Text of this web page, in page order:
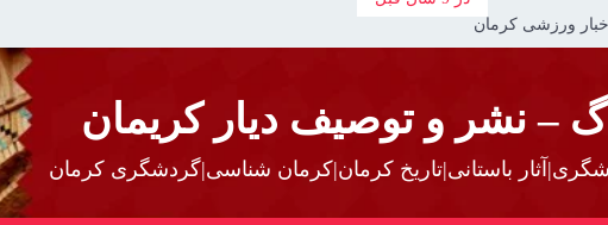
ورزشی کرمان
– نشر و توصیف دیار کریمان
باستانی|تاریخ کرمان|کرمان شناسی|گردشگری کرمان